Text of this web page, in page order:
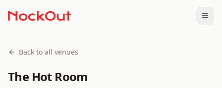
Back to all venues
The Hot Room